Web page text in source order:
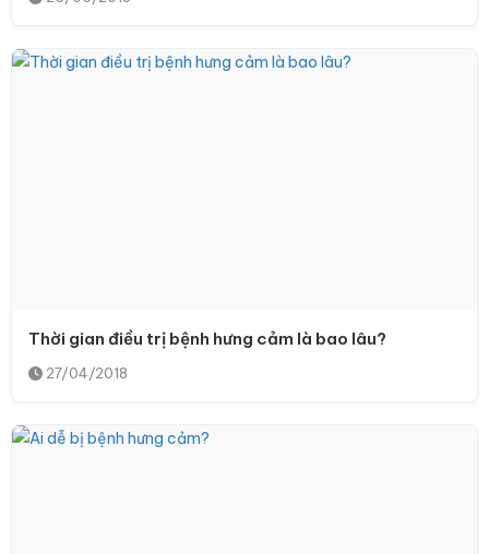
Thời gian điều trị bệnh hưng cảm là bao lâu?
27/04/2018